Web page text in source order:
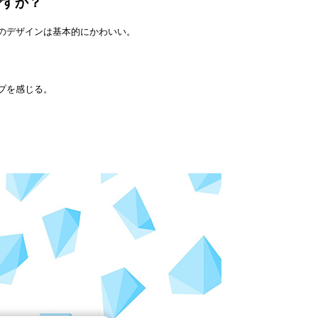
ザインは基本的にかわいい。
感じる。